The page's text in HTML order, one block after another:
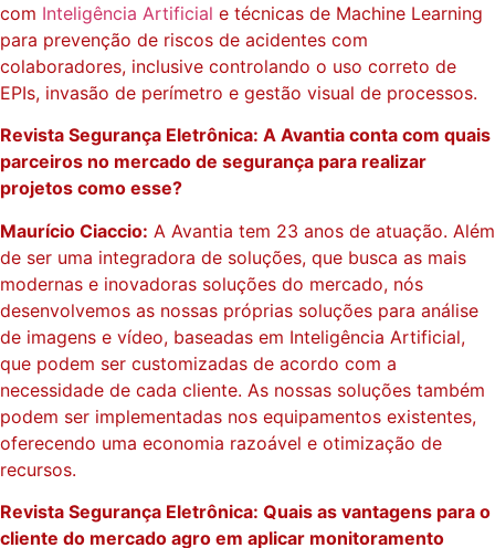
com Inteligência Artificial e técnicas de Machine Learning
para prevenção de riscos de acidentes com
colaboradores, inclusive controlando o uso correto de
EPIs, invasão de perímetro e gestão visual de processos.
Revista Segurança Eletrônica: A Avantia conta com quais
parceiros no mercado de segurança para realizar
projetos como esse?
Maurício Ciaccio: A Avantia tem 23 anos de atuação. Além
de ser uma integradora de soluções, que busca as mais
modernas e inovadoras soluções do mercado, nós
desenvolvemos as nossas próprias soluções para análise
de imagens e vídeo, baseadas em Inteligência Artificial,
que podem ser customizadas de acordo com a
necessidade de cada cliente. As nossas soluções também
podem ser implementadas nos equipamentos existentes,
oferecendo uma economia razoável e otimização de
recursos.
Revista Segurança Eletrônica: Quais as vantagens para o
cliente do mercado agro em aplicar monitoramento